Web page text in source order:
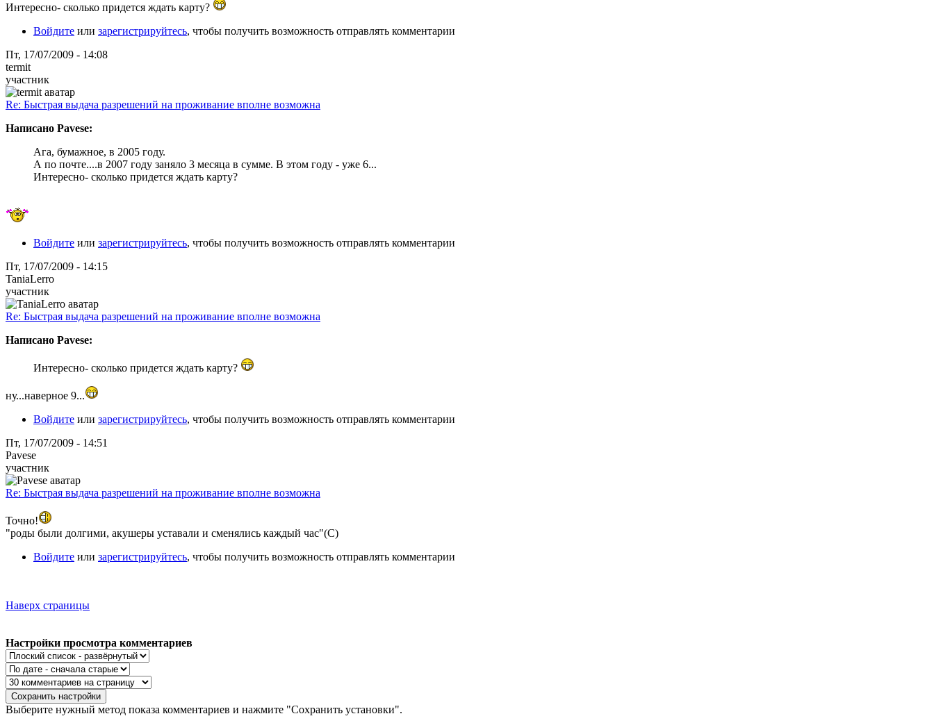
Интересно- сколько придется ждать карту?
Войдите или зарегистрируйтесь, чтобы получить возможность отправлять комментарии
Пт, 17/07/2009 - 14:08
termit
участник
Re: Быстрая выдача разрешений на проживание вполне возможна
Написано Pavese:
Ага, бумажное, в 2005 году.
А по почте....в 2007 году заняло 3 месяца в сумме. В этом году - уже 6...
Интересно- сколько придется ждать карту?
Войдите или зарегистрируйтесь, чтобы получить возможность отправлять комментарии
Пт, 17/07/2009 - 14:15
TaniaLerro
участник
Re: Быстрая выдача разрешений на проживание вполне возможна
Написано Pavese:
Интересно- сколько придется ждать карту?
ну...наверное 9...
Войдите или зарегистрируйтесь, чтобы получить возможность отправлять комментарии
Пт, 17/07/2009 - 14:51
Pavese
участник
Re: Быстрая выдача разрешений на проживание вполне возможна
Точно!
"роды были долгими, акушеры уставали и сменялись каждый час"(С)
Войдите или зарегистрируйтесь, чтобы получить возможность отправлять комментарии
Наверх страницы
Настройки просмотра комментариев
Выберите нужный метод показа комментариев и нажмите "Сохранить установки".